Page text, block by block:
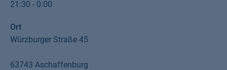
Weitere Informationen finden Sie auf der Website des Veranstalters der
Campus Filmnächte
.
Auch die TH Aschaffenburg wird mit einem Infostand vertreten sein. Wir
21:30 - 0:00
Ort
Würzburger Straße 45
63743 Aschaffenburg